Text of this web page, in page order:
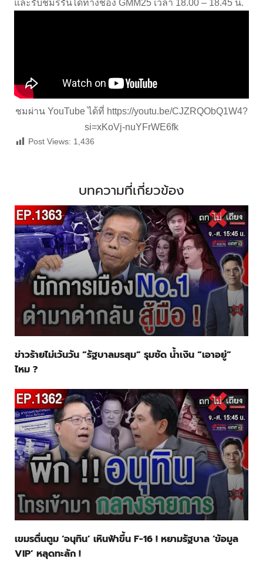
และรับชมรีรันได้ทางช่อง GMM25 เวลา 18.00 – 18.45 น.
ชมผ่าน YouTube ได้ที่ https://youtu.be/CJZRQObQ1W4?
si=xKoVj-nuYFrWE6fk
Post Views: 1,436
บทความที่เกี่ยวข้อง
ข่าวร้ายไม่เว้นวัน “รัฐบาลมรสุม” รุมซัด น้ำเงิน “เอาอยู่”
ไหม ?
เขมรตื่นตูม ‘อนุทิน’ เหินฟ้าขึ้น F-16 ! หยามรัฐบาล ‘ข้อมูล
VIP’ หลุดทะลัก !